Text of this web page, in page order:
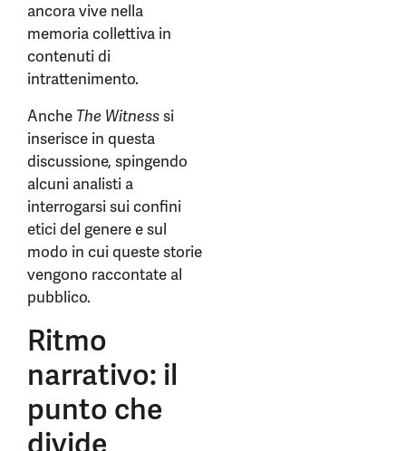
ancora vive nella
memoria collettiva in
contenuti di
intrattenimento.
Anche The Witnesssi
inserisce in questa
discussione, spingendo
alcuni analisti a
interrogarsi sui confini
etici del genere e sul
modo in cui queste storie
vengono raccontate al
pubblico.
Ritmo
narrativo: il
punto che